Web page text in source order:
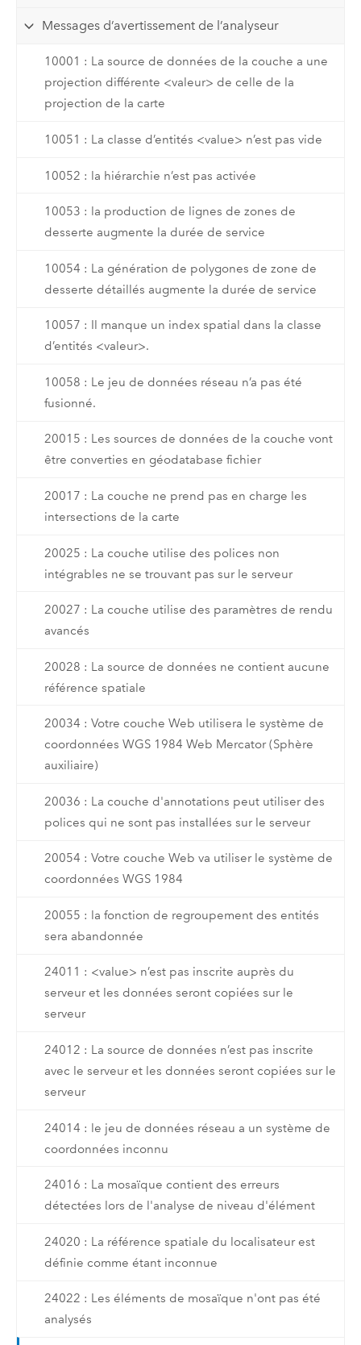
Messages d’avertissement de l’analyseur
10001 : La source de données de la couche a une
projection différente <valeur> de celle de la
projection de la carte
10051 : La classe d’entités <value> n’est pas vide
10052 : la hiérarchie n’est pas activée
10053 : la production de lignes de zones de
desserte augmente la durée de service
10054 : La génération de polygones de zone de
desserte détaillés augmente la durée de service
10057 : Il manque un index spatial dans la classe
d’entités <valeur>.
10058 : Le jeu de données réseau n’a pas été
fusionné.
20015 : Les sources de données de la couche vont
être converties en géodatabase fichier
20017 : La couche ne prend pas en charge les
intersections de la carte
20025 : La couche utilise des polices non
intégrables ne se trouvant pas sur le serveur
20027 : La couche utilise des paramètres de rendu
avancés
20028 : La source de données ne contient aucune
référence spatiale
20034 : Votre couche Web utilisera le système de
coordonnées WGS 1984 Web Mercator (Sphère
auxiliaire)
20036 : La couche d'annotations peut utiliser des
polices qui ne sont pas installées sur le serveur
20054 : Votre couche Web va utiliser le système de
coordonnées WGS 1984
20055 : la fonction de regroupement des entités
sera abandonnée
24011 : <value> n’est pas inscrite auprès du
serveur et les données seront copiées sur le
serveur
24012 : La source de données n’est pas inscrite
avec le serveur et les données seront copiées sur le
serveur
24014 : le jeu de données réseau a un système de
coordonnées inconnu
24016 : La mosaïque contient des erreurs
détectées lors de l'analyse de niveau d'élément
24020 : La référence spatiale du localisateur est
définie comme étant inconnue
24022 : Les éléments de mosaïque n'ont pas été
analysés